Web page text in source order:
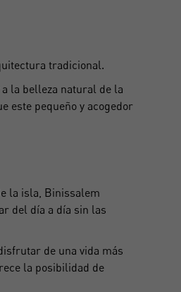
tradicional.
la belleza natural de la
este pequeño y acogedor
la isla, Binissalem
del día a día sin las
de una vida más
la posibilidad de